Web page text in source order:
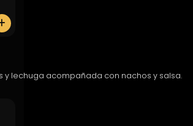
y lechuga acompañada con nachos y salsa.